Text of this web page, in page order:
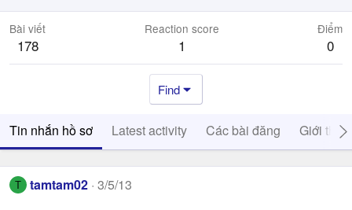
Bài viết
178
Reaction score
1
Điểm
0
Find
Tin nhắn hồ sơ Latest activity Các bài đăng Giới thiệu
T tamtam02 3/5/13